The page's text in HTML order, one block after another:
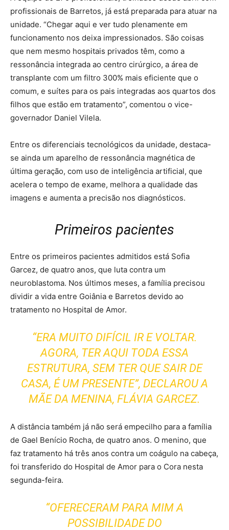
profissionais de Barretos, já está preparada para atuar na
unidade. “Chegar aqui e ver tudo plenamente em
funcionamento nos deixa impressionados. São coisas
que nem mesmo hospitais privados têm, como a
ressonância integrada ao centro cirúrgico, a área de
transplante com um filtro 300% mais eficiente que o
comum, e suítes para os pais integradas aos quartos dos
filhos que estão em tratamento”, comentou o vice-
governador Daniel Vilela.
Entre os diferenciais tecnológicos da unidade, destaca-
se ainda um aparelho de ressonância magnética de
última geração, com uso de inteligência artificial, que
acelera o tempo de exame, melhora a qualidade das
imagens e aumenta a precisão nos diagnósticos.
Primeiros pacientes
Entre os primeiros pacientes admitidos está Sofia
Garcez, de quatro anos, que luta contra um
neuroblastoma. Nos últimos meses, a família precisou
dividir a vida entre Goiânia e Barretos devido ao
tratamento no Hospital de Amor.
“ERA MUITO DIFÍCIL IR E VOLTAR.
AGORA, TER AQUI TODA ESSA
ESTRUTURA, SEM TER QUE SAIR DE
CASA, É UM PRESENTE”, DECLAROU A
MÃE DA MENINA, FLÁVIA GARCEZ.
A distância também já não será empecilho para a família
de Gael Benício Rocha, de quatro anos. O menino, que
faz tratamento há três anos contra um coágulo na cabeça,
foi transferido do Hospital de Amor para o Cora nesta
segunda-feira.
“OFERECERAM PARA MIM A
POSSIBILIDADE DO